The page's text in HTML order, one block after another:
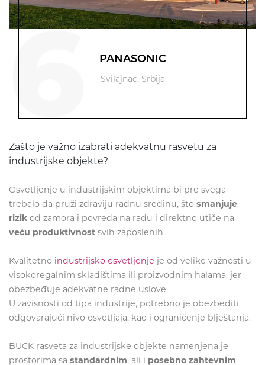
PANASONIC
Svilajnac, Srbija
6
Zašto je važno izabrati adekvatnu rasvetu za
industrijske objekte?
Osvetljenje u industrijskim objektima bi pre svega
trebalo da pruži zdraviju radnu sredinu, što smanjuje
rizik od zamora i povreda na radu i direktno utiče na
veću produktivnost svih zaposlenih.
Kvalitetno industrijsko osvetljenje je od velike važnosti u
visokoregalnim skladištima ili proizvodnim halama, jer
obezbeđuje adekvatne radne uslove.
U zavisnosti od tipa industrije, potrebno je obezbediti
odgovarajući nivo osvetljaja, kao i ograničenje blještanja.
BUCK rasveta za industrijske objekte namenjena je
prostorima sa standardnim, ali i posebno zahtevnim